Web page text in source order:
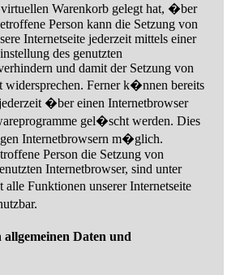
Warenkorb gelegt hat, �ber
Person kann die Setzung von
Internetseite jederzeit mittels einer
des genutzten
und damit der Setzung von
widersprechen. Ferner k�nnen bereits
�ber einen Internetbrowser
gel�scht werden. Dies
Internetbrowsern m�glich.
Person die Setzung von
Internetbrowser, sind unter
Funktionen unserer Internetseite
allgemeinen Daten und